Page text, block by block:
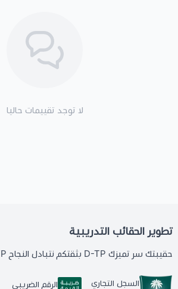
لا توجد تقييمات حاليا
تطوير الحقائب التدريبية
حقيبتك سر تميزك D-TP بثقتكم نتبادل النجاح D-TP
السجل التجاري
الرقم الضريبي